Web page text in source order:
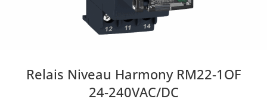
Relais Niveau Harmony RM22-1OF
24-240VAC/DC